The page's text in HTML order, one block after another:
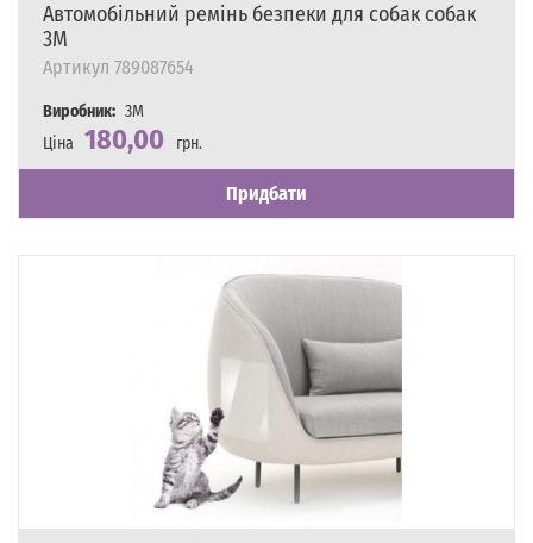
Автомобільний ремінь безпеки для собак собак
3M
Артикул 789087654
Виробник: 3M
Ціна 180,00
грн.
Наявність
Є в наявності
Придбати